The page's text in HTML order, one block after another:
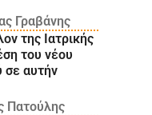
Γραβάνης
της Ιατρικής
του νέου
σε αυτήν
Πατούλης